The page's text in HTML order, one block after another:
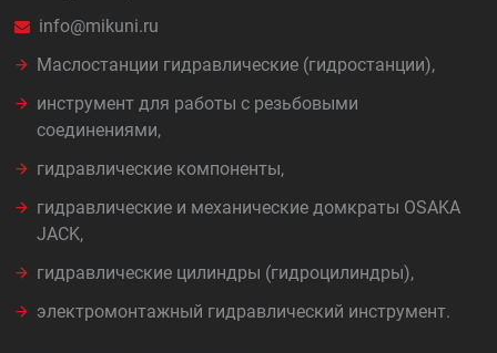
info@mikuni.ru
Маслостанции гидравлические (гидростанции),
инструмент для работы с резьбовыми
соединениями,
гидравлические компоненты,
гидравлические и механические домкраты OSAKA
JACK,
гидравлические цилиндры (гидроцилиндры),
электромонтажный гидравлический инструмент.